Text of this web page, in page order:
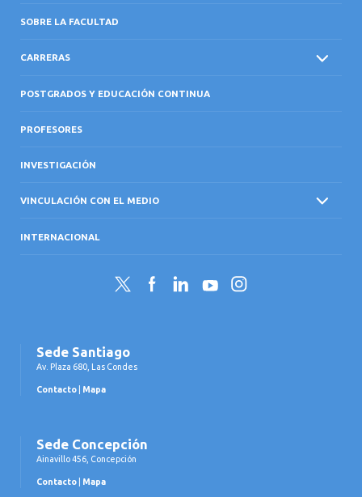
SOBRE LA FACULTAD
CARRERAS
POSTGRADOS Y EDUCACIÓN CONTINUA
PROFESORES
INVESTIGACIÓN
VINCULACIÓN CON EL MEDIO
INTERNACIONAL
Twitter FacebookLinkedInYouTubeInstagram
Sede Santiago
Av. Plaza 680, Las Condes
Contacto Mapa
Sede Concepción
Ainavillo 456, Concepción
Contacto Mapa